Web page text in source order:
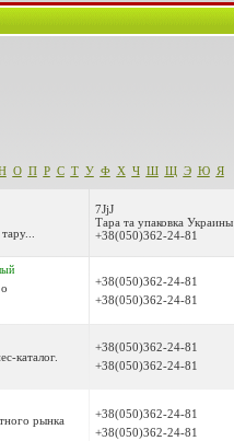
О П Р С Т У Ф Х Ч Ш Щ Э Ю Я
7JjJ
Тара та упаковка Украины
+38(050)362-24-81
+38(050)362-24-81
+38(050)362-24-81
каталог.
+38(050)362-24-81
+38(050)362-24-81
рынка
+38(050)362-24-81
+38(050)362-24-81